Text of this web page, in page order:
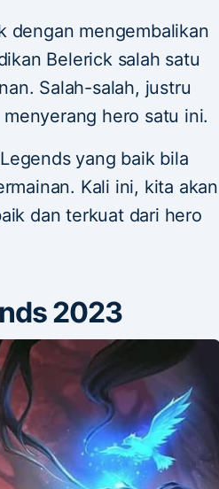
dengan mengembalikan
Belerick salah satu
Salah-salah, justru
hero satu ini.
yang baik bila
Kali ini, kita akan
dan terkuat dari hero
2023